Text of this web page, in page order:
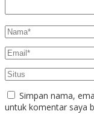
Simpan nama,
untuk komentar saya